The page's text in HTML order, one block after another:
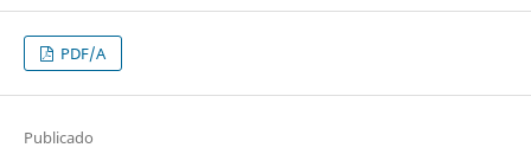
PDF/A
Publicado